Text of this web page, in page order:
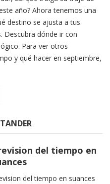
año? Ahora tenemos una
destino se ajusta a tus
Descubra dónde ir con
Para ver otros
y qué hacer en septiembre,
del tiempo en
del tiempo en suances